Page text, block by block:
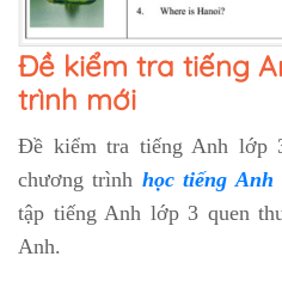
Đề kiểm tra tiếng
trình mới
Đề kiểm tra tiếng Anh lớp
chương trình học tiếng Anh
tập tiếng Anh lớp 3 quen
Anh.